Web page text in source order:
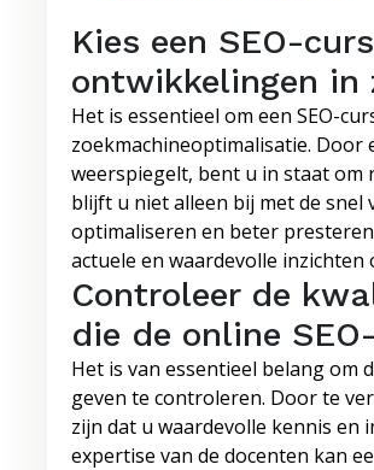
Kies een SEO-
ontwikkelingen in
Het is essentieel om een SEO-
zoekmachineoptimalisatie. Door
weerspiegelt, bent u in staat om
blijft u niet alleen bij met de
optimaliseren en beter
actuele en waardevolle
Controleer de
die de online
Het is van essentieel belang om
geven te controleren. Door te
zijn dat u waardevolle kennis en
expertise van de docenten kan